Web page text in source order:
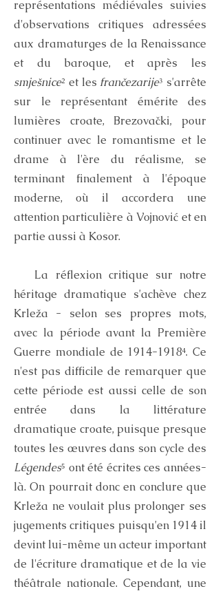
représentations médiévales suivies
d'observations critiques adressées
aux dramaturges de la Renaissance
et du baroque, et après les
smješnice² et les frančezarije³ s'arrête
sur le représentant émérite des
lumières croate, Brezovački, pour
continuer avec le romantisme et le
drame à l'ère du réalisme, se
terminant finalement à l'époque
moderne, où il accordera une
attention particulière à Vojnović et en
partie aussi à Kosor.
La réflexion critique sur notre
héritage dramatique s'achève chez
Krleža - selon ses propres mots,
avec la période avant la Première
Guerre mondiale de 1914-1918⁴. Ce
n'est pas difficile de remarquer que
cette période est aussi celle de son
entrée dans la littérature
dramatique croate, puisque presque
toutes les œuvres dans son cycle des
Légendes⁵ ont été écrites ces années-
là. On pourrait donc en conclure que
Krleža ne voulait plus prolonger ses
jugements critiques puisqu'en 1914 il
devint lui-même un acteur important
de l'écriture dramatique et de la vie
théâtrale nationale. Cependant, une